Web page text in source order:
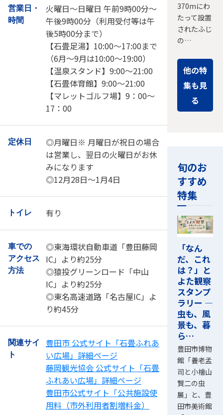
営業日・
時間
火曜日～日曜日 午前9時00分～
午後9時00分（利用受付等は午
後5時00分まで）
【石畳足湯】10:00～17:00まで
（6月～9月は10:00～19:00）
【温泉スタンド】9:00～21:00
【石畳体育館】9:00～21:00
【マレットゴルフ場】9：00～
17：00
定休日
◎月曜日※ 月曜日が祝日の場合
は営業し、翌日の火曜日がお休
みになります
◎12月28日～1月4日
トイレ 有り
車での
アクセス
方法
◎東海環状自動車道「豊田藤岡
IC」より約25分
◎猿投グリーンロード「中山
IC」より約25分
◎東名高速道路「名古屋IC」よ
り約45分
関連サイ
ト
豊田市 公式サイト「石畳ふれあ
い広場」詳細ページ
藤岡観光協会 公式サイト「石畳
ふれあい広場」詳細ページ
豊田市公式サイト「公共施設使
用料（市外利用者割増料金）
370mにわ
たって設置
されたふじ
の…
他の特
集も見
る
旬のお
すすめ
特集
「なん
だ、これ
は？」と
よた観察
スタンプ
ラリー ―
虫も、風
景も、暮
ら…
豊田市博物
館「養老孟
司と小檜山
賢二の虫
展」と、豊
田市美術館